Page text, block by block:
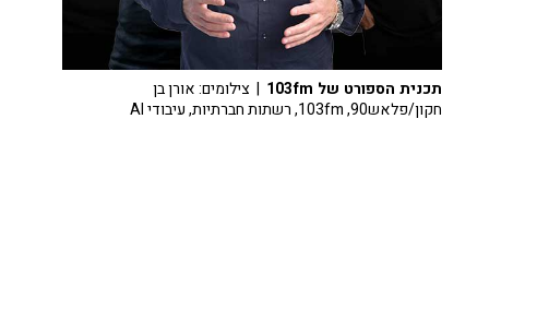
תכנית הספורט של 103fm
| צילומים: אורן בן
חקון/פלאש90, 103fm, רשתות חברתיות, עיבודי AI